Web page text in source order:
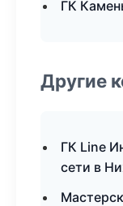
ГК
Другие
ГК Line
сети в